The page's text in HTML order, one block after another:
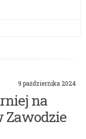
9 października 2024
na
Zawodzie